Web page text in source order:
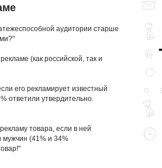
аудитории старше
(как российской, так и
его рекламирует известный
ответили утвердительно.
товара, если в ней
мужчин (41% и 34%